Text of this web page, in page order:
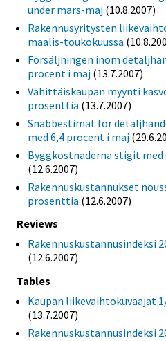
under mars-maj (10.8.2007)
Rakennusyritysten
maalis-toukokuussa
Försäljningen inom
procent i maj (13.7.2007)
Vähittäiskaupan myynti
prosenttia (13.7.2007)
Snabbestimat för
med 6,4 procent i maj
Byggkostnaderna stigit med
(12.6.2007)
Rakennuskustannukset
prosenttia (12.6.2007)
Reviews
Rakennuskustannusindeksi
(12.6.2007)
Tables
Kaupan liikevaihtokuvaajat
(13.7.2007)
Rakennuskustannusindeksi